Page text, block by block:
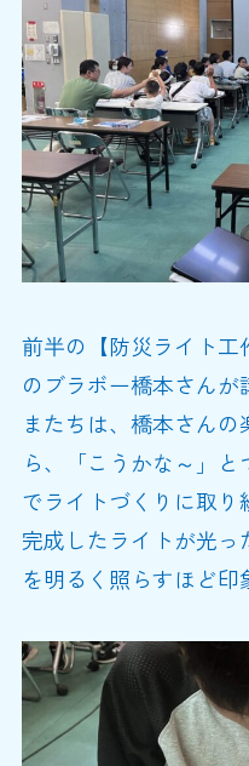
前半の【防災ライト工
のブラボー橋本さん
またちは、橋本さん
ら、「こうかな～」
でライトづくりに取り
完成したライトが光
を明るく照らすほど印